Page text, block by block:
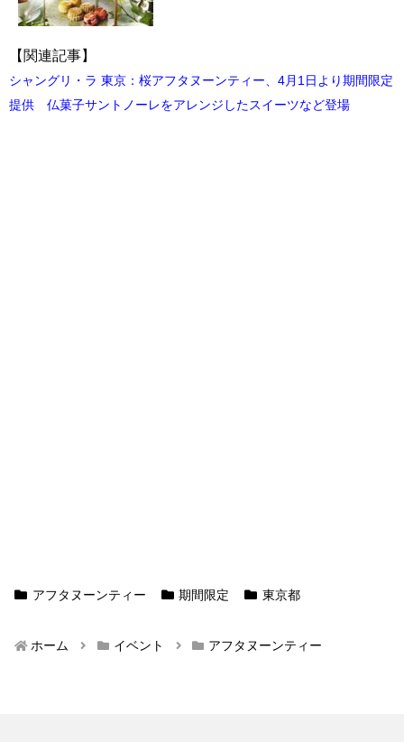
【関連記事】
シャングリ・ラ 東京：桜アフタヌーンティー、4月1日より期間限定
提供 仏菓子サントノーレをアレンジしたスイーツなど登場
アフタヌーンティー 期間限定 東京都
ホーム イベント アフタヌーンティー